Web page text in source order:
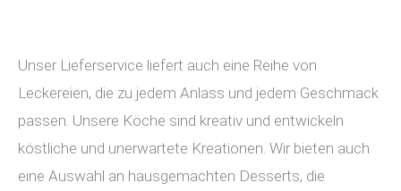
Unser Lieferservice liefert auch eine Reihe von
Leckereien, die zu jedem Anlass und jedem Geschmack
passen. Unsere Köche sind kreativ und entwickeln
köstliche und unerwartete Kreationen. Wir bieten auch
eine Auswahl an hausgemachten Desserts, die